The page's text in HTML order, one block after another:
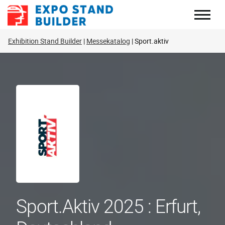
Zum
Inhalt
Exhibition Stand Builder Messekatalog Sport.aktiv
Sport.aktiv 2025 : Erfurt,